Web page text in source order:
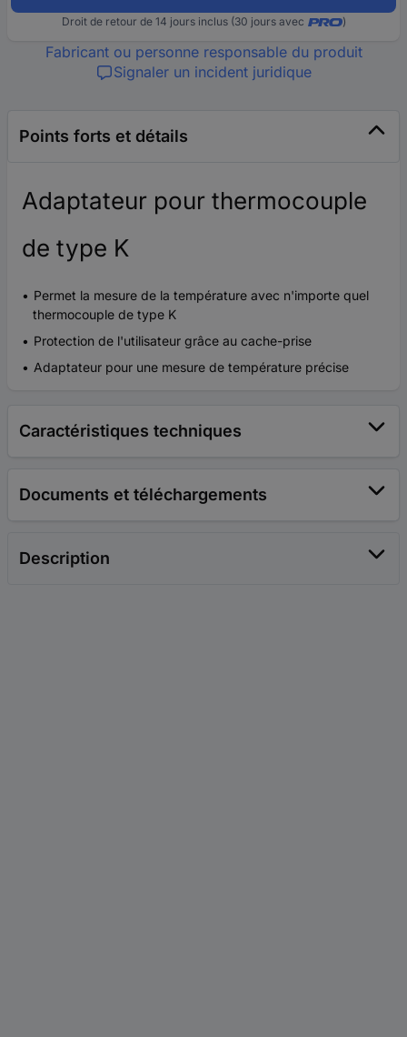
Droit de retour de 14 jours inclus (30 jours avec )
Fabricant ou personne responsable du produit
Signaler un incident juridique
Points forts et détails
Adaptateur pour thermocouple
de type K
Permet la mesure de la température avec n'importe quel
thermocouple de type K
Protection de l'utilisateur grâce au cache-prise
Adaptateur pour une mesure de température précise
Caractéristiques techniques
Documents et téléchargements
Description